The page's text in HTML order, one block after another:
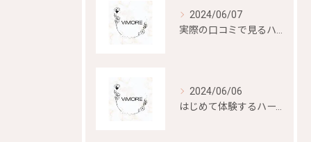
2024/06/07
2024/06/06